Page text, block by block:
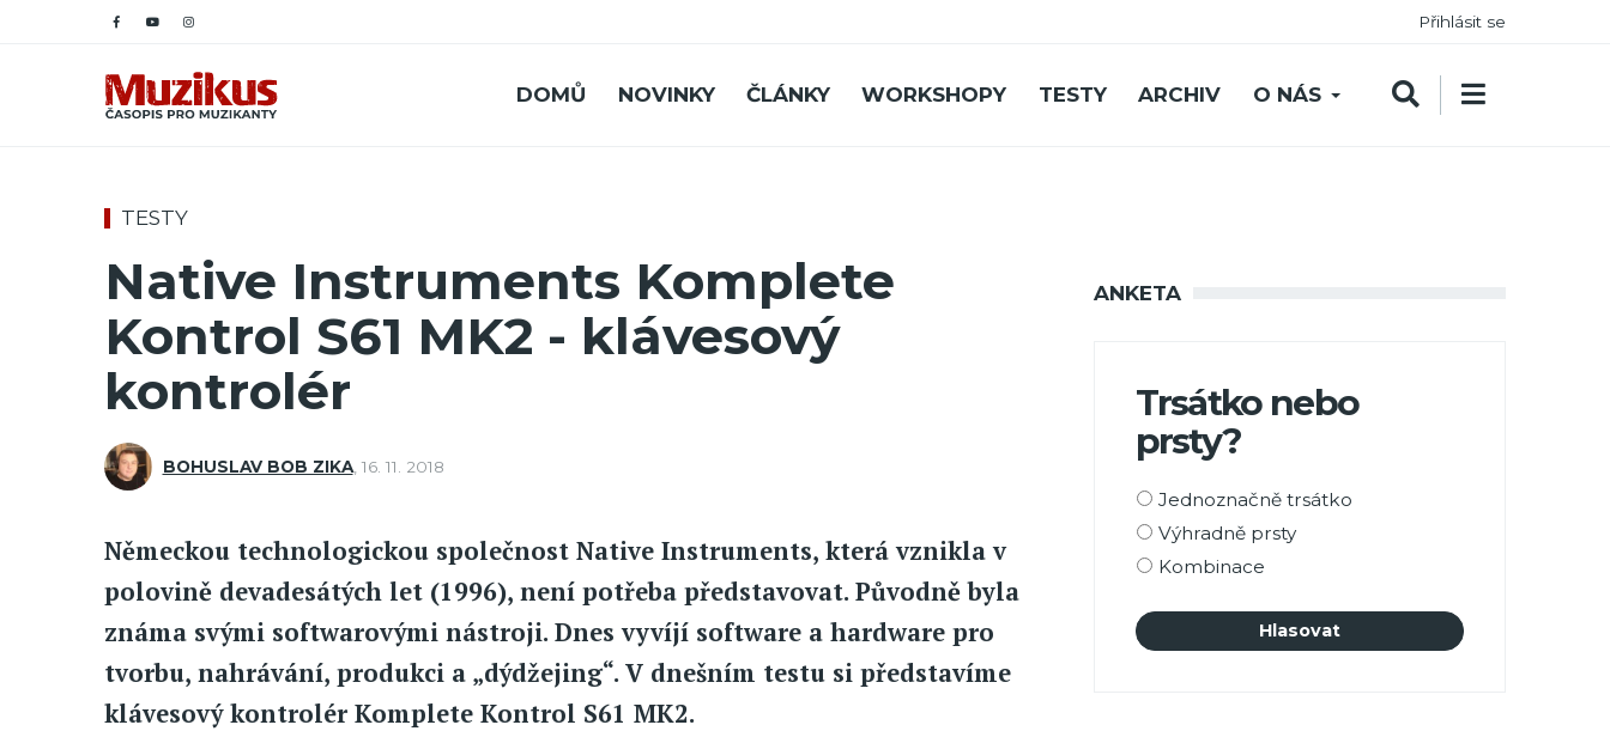
Přihlásit se
DOMŮ NOVINKY ČLÁNKY WORKSHOPY TESTY ARCHIV O NÁS
TESTY
Native Instruments Komplete
Kontrol S61 MK2 - klávesový
kontrolér
BOHUSLAV BOB ZIKA, 16. 11. 2018
Německou technologickou společnost Native Instruments, která vznikla v
polovině devadesátých let (1996), není potřeba představovat. Původně byla
známa svými softwarovými nástroji. Dnes vyvíjí software a hardware pro
tvorbu, nahrávání, produkci a „dýdžejing“. V dnešním testu si představíme
klávesový kontrolér Komplete Kontrol S61 MK2.
ANKETA
Trsátko nebo
prsty?
Možnosti
výběru
Jednoznačně trsátko
Výhradně prsty
Kombinace